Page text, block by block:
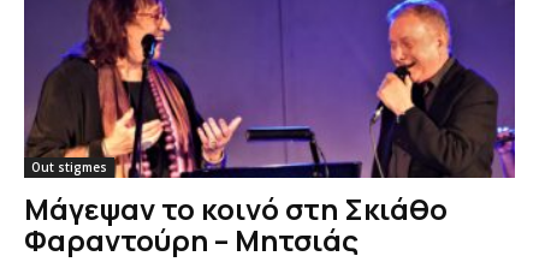
Out stigmes
Μάγεψαν το κοινό στη Σκιάθο
Φαραντούρη – Μητσιάς